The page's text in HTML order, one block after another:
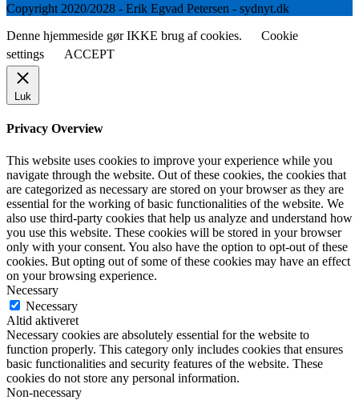
Copyright 2020/2028 - Erik Egvad Petersen - sydnyt.dk
Denne hjemmeside gør IKKE brug af cookies.
Cookie
settings
ACCEPT
Luk
Privacy Overview
This website uses cookies to improve your experience while you
navigate through the website. Out of these cookies, the cookies that
are categorized as necessary are stored on your browser as they are
essential for the working of basic functionalities of the website. We
also use third-party cookies that help us analyze and understand how
you use this website. These cookies will be stored in your browser
only with your consent. You also have the option to opt-out of these
cookies. But opting out of some of these cookies may have an effect
on your browsing experience.
Necessary
Necessary
Altid aktiveret
Necessary cookies are absolutely essential for the website to
function properly. This category only includes cookies that ensures
basic functionalities and security features of the website. These
cookies do not store any personal information.
Non-necessary